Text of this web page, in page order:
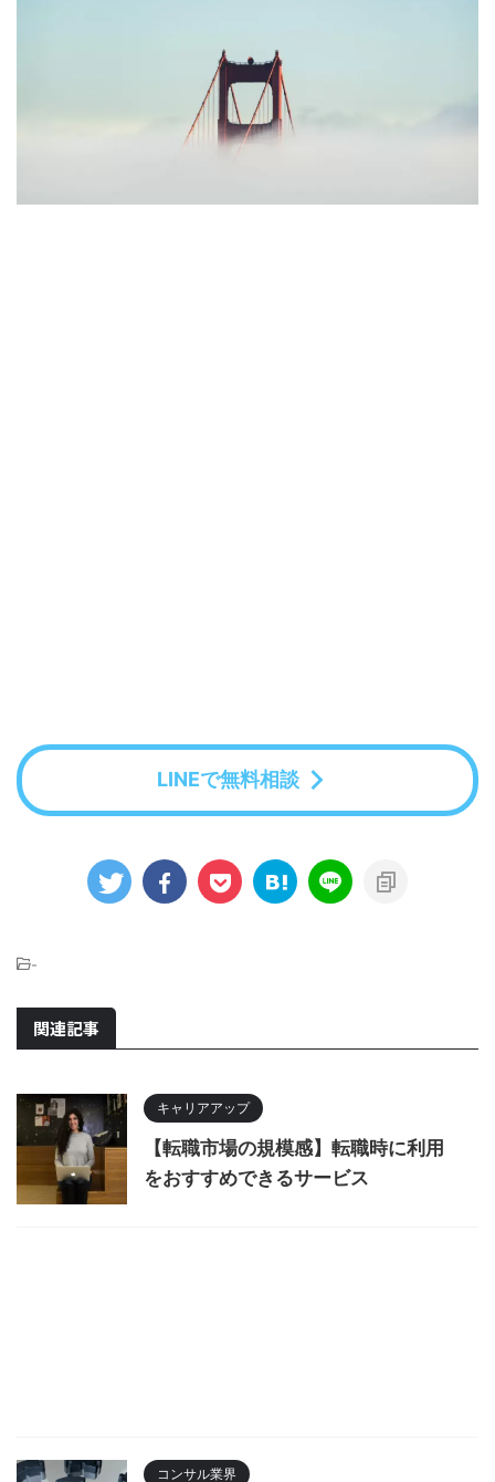
LINEで無料相談
-
関連記事
キャリアアップ
【転職市場の規模感】転職時に利用
をおすすめできるサービス
コンサル業界